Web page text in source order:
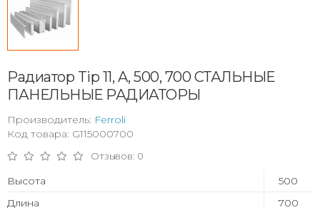
Радиатор Tip 11, A, 500, 700 СТАЛЬНЫЕ
ПАНЕЛЬНЫЕ РАДИАТОРЫ
Производитель: Ferroli
Код товара: G115000700
Отзывов: 0
Высота
500
Длина
700